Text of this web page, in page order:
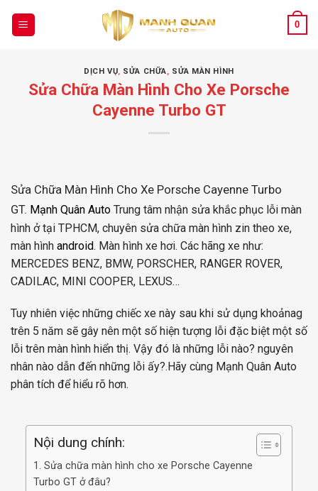
0
DỊCH VỤ, SỬA CHỮA, SỬA MÀN HÌNH
Sửa Chữa Màn Hình Cho Xe Porsche
Cayenne Turbo GT
Sửa Chữa Màn Hình Cho Xe Porsche Cayenne Turbo
GT. Mạnh Quân Auto Trung tâm nhận sửa khắc phục lỗi màn
hình ở tại TPHCM, chuyên sửa chữa màn hình zin theo xe,
màn hình android. Màn hình xe hơi. Các hãng xe như:
MERCEDES BENZ, BMW, PORSCHER, RANGER ROVER,
CADILAC, MINI COOPER, LEXUS…
Tuy nhiên việc những chiếc xe này sau khi sử dụng khoảnag
trên 5 năm sẽ gây nên một số hiện tượng lỗi đặc biệt một số
lỗi trên màn hình hiển thị. Vậy đó là những lỗi nào? nguyên
nhân nào dẫn đến những lỗi ấy?.Hãy cùng Mạnh Quân Auto
phân tích để hiểu rõ hơn.
Nội dung chính:
1. Sửa chữa màn hình cho xe Porsche Cayenne
Turbo GT ở đâu?